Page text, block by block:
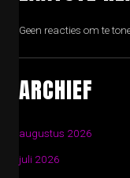
Geen reacties om te
ARCHIEF
augustus 2026
juli 2026